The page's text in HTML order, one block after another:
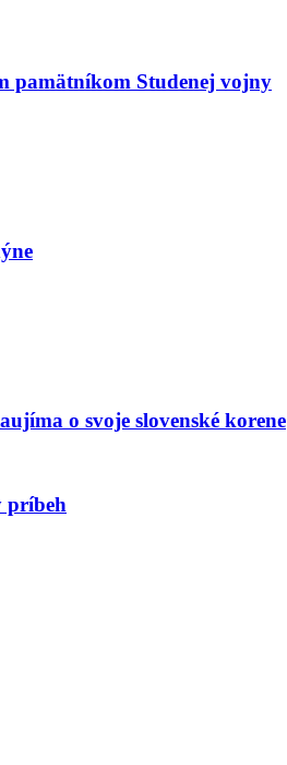
pamätníkom Studenej vojny
o svoje slovenské korene
príbeh